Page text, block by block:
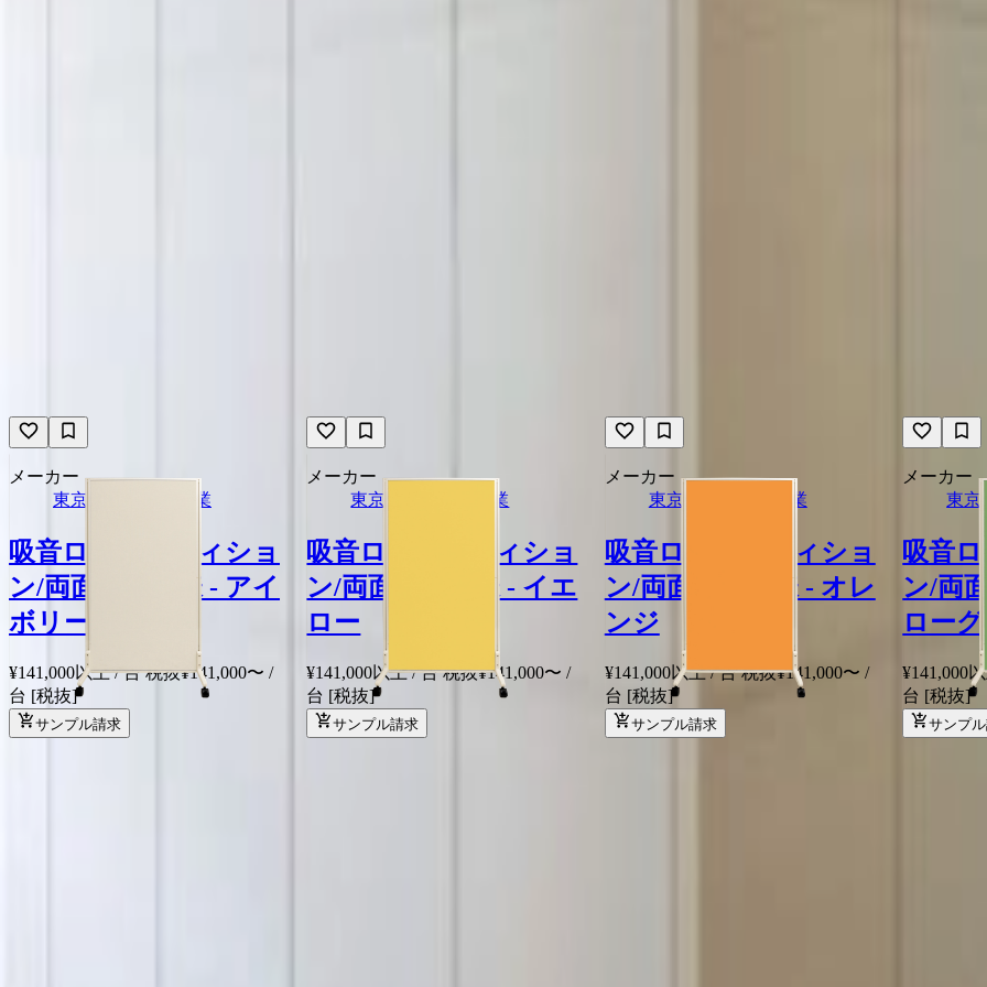
メーカー
東京ブラインド工業
吸音ローパーティショ
ン/両面吸音仕様 - アイ
ボリー
¥141,000以上 / 台 税抜¥141,000〜 /
台 [税抜]
サンプル請求
メーカー
東京ブラインド工業
吸音ローパーティショ
ン/両面吸音仕様 - イエ
ロー
¥141,000以上 / 台 税抜¥141,000〜 /
台 [税抜]
サンプル請求
メーカー
東京ブラインド工業
吸音ローパーティショ
ン/両面吸音仕様 - オレ
ンジ
¥141,000以上 / 台 税抜¥141,000〜 /
台 [税抜]
サンプル請求
メーカー
東京
吸音
ン/両
ロー
¥141,000
台 [税抜]
サンプ